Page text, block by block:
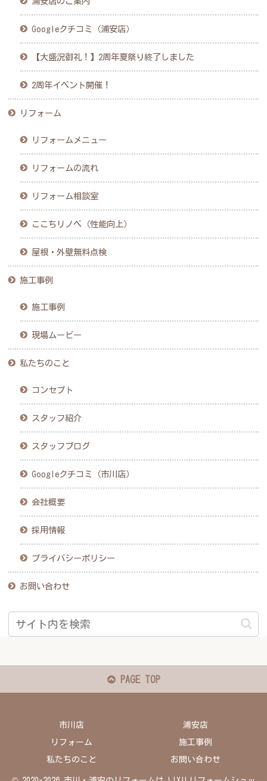
Googleクチコミ（浦安店）
【大盛況御礼！】2周年夏祭り終了しました
2周年イベント開催！
リフォーム
リフォームメニュー
リフォームの流れ
リフォーム相談室
ここちリノベ（性能向上）
屋根・外壁無料点検
施工事例
施工事例
現場ムービー
私たちのこと
コンセプト
スタッフ紹介
スタッフブログ
Googleクチコミ（市川店）
会社概要
採用情報
プライバシーポリシー
お問い合わせ
PAGE TOP
市川店 浦安店
リフォーム 施工事例
私たちのこと お問い合わせ